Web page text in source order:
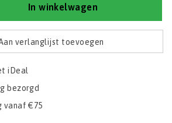
In winkelwagen
verlanglijst toevoegen
iDeal
bezorgd
vanaf €75